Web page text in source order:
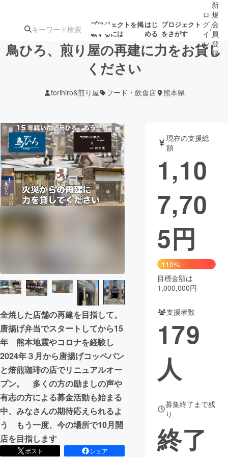
プロジェクトを掲
載するには
はじ
める
プロジェクト
をさがす
ターン
注目の新着プロ
ジェクト
募集終了が近いプ
ロジェクト
されます
アート・写真 音楽
テクノロジー・ガジェット ゲーム・サ
映像・映画
CAMPFIRE for Social Good CAMPFIRE Creation
CAMPFIREふるさと納税machi-ya コミュニティ
ロ
グ
イ
ン
/
新
規
会
員
登
録
鳥ひろ、煎り屋の再建に力をお貸し
ください
torihiro&煎り屋 フード・飲食店 熊本県
全焼した店舗の再建を目指して。
唐揚げ弁当でスタートしてから15
年 熊本地震やコロナを経験し
2024年３月から唐揚げコッペパン
と焙煎珈琲の店でリニュアルオー
プン。 多くの方の励ましの声や
有志の方による募金活動も始まる
中、みなさんの期待応えられるよ
う もう一度、今の場所で10月開
店を目指します
ポスト
シェア
現在の支援総
額
1,10
7,70
5円
110%
目標金額は
1,000,000円
支援者数
179
人
募集終了まで残
り
終了